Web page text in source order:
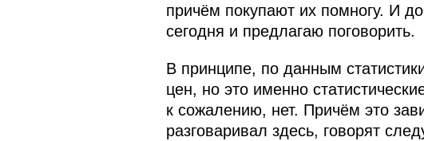
причём покупают их помногу. И
сегодня и предлагаю поговорить.
В принципе, по данным
цен, но это именно
к сожалению, нет. Причём это
разговаривал здесь, говорят